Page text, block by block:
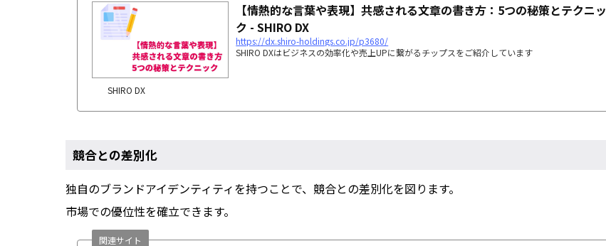
【情熱的な言葉や表現】共感される文章の書き方：5つの秘策とテクニッ
ク - SHIRO DX
https://dx.shiro-holdings.co.jp/p3680/
SHIRO DXはビジネスの効率化や売上UPに繋がるチップスをご紹介しています
SHIRO DX
競合との差別化
独自のブランドアイデンティティを持つことで、競合との差別化を図ります。
市場での優位性を確立できます。
関連サイト